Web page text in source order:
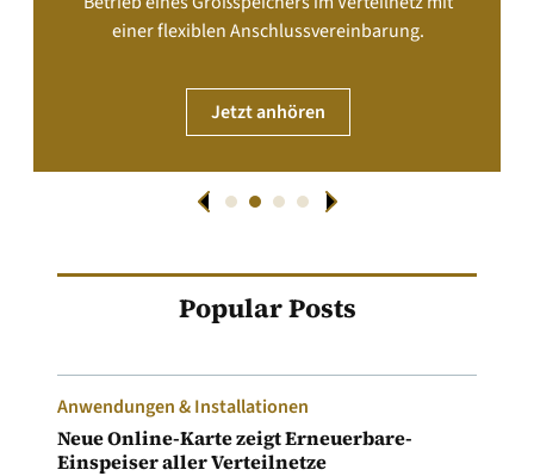
einer flexiblen Anschlussvereinbarung.
Jetzt anhören
Popular Posts
Anwendungen & Installationen
Neue Online-Karte zeigt Erneuerbare-
Einspeiser aller Verteilnetze